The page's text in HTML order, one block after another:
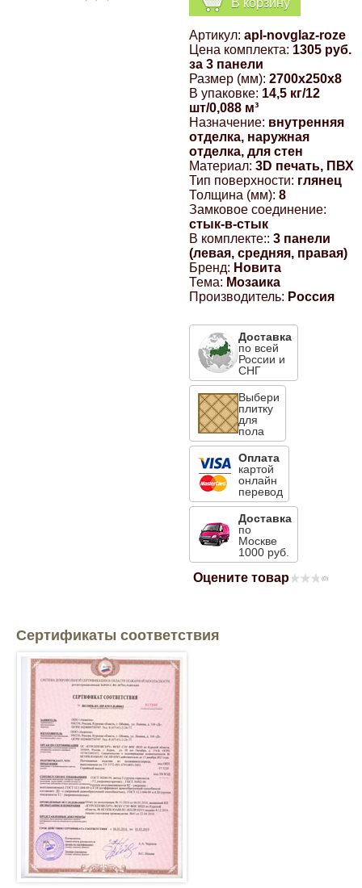
Артикул: apl-novglaz-roze
Цена комплекта: 1305 руб.
за 3 панели
Размер (мм): 2700x250x8
В упаковке: 14,5 кг/12
шт/0,088 м³
Назначение: внутренняя
отделка, наружная
отделка, для стен
Материал: 3D печать, ПВХ
Тип поверхности: глянец
Толщина (мм): 8
Замковое соединение:
стык-в-стык
В комплекте:: 3 панели
(левая, средняя, правая)
Бренд: Новита
Тема: Мозаика
Производитель: Россия
Доставка
по всей
России и
СНГ
Выбери
плитку
для
пола
Оплата
картой
онлайн
перевод
Доставка
по
Москве
1000 руб.
Оцените товар (0)
Сертификаты соответствия
Компрессионные фитинги Poliext
УАЗ
Дополнительные товары
Эмали универсальные акриловые
Магнитные панели на холодильник